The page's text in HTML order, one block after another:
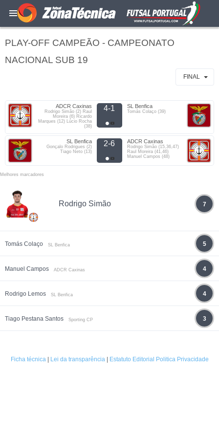
PLAY-OFF CAMPEÃO - CAMPEONATO
NACIONAL SUB 19
FINAL
ADCR Caxinas
Rodrigo Simão (2) Raul
Moreira (6) Ricardo
Marques (12) Lúcio Rocha
(38)
4-1 SL Benfica
Tomás Colaço (39)
SL Benfica
Gonçalo Rodrigues (2)
Tiago Neto (13)
2-6 ADCR Caxinas
Rodrigo Simão (15,36,47)
Raul Moreira (41,46)
Manuel Campos (48)
Melhores marcadores
Rodrigo Simão 7
Tomás Colaço SL Benfica 5
Manuel Campos ADCR Caxinas 4
Rodrigo Lemos SL Benfica 4
Tiago Pestana Santos Sporting CP 3
Ficha técnica| Lei da transparência| Estatuto Editorial Politica Privacidade